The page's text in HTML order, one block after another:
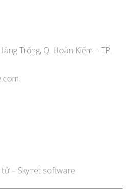
Trống, Q. Hoàn Kiếm – TP.
– Skynet software